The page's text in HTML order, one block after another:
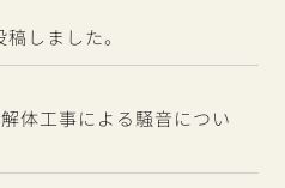
しました。
体工事による騒音につい